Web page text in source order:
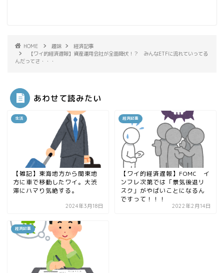
HOME 趣味
経済記事
【ワイ的経済遅報】資産運用会社が全面降伏！？ みんなETFに流れていってる
んだってさ・・・
あわせて読みたい
生活
【雑記】東海地方から関東地
方に車で移動したワイ。大渋
滞にハマり気絶する。
2024年3月18日
経済記事
【ワイ的経済遅報】FOMC イ
ンフレ次第では「景気後退リ
スク」がやばいことになるん
ですって！！！
2022年2月14日
経済記事